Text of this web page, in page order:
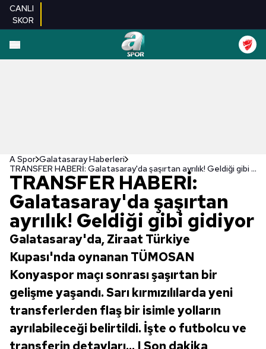
CANLI
SKOR
A Spor Galatasaray Haberleri
TRANSFER HABERİ: Galatasaray'da şaşırtan ayrılık! Geldiği gibi gidiyor
TRANSFER HABERİ:
Galatasaray'da şaşırtan
ayrılık! Geldiği gibi gidiyor
Galatasaray'da, Ziraat Türkiye
Kupası'nda oynanan TÜMOSAN
Konyaspor maçı sonrası şaşırtan bir
gelişme yaşandı. Sarı kırmızılılarda yeni
transferlerden flaş bir isimle yolların
ayrılabileceği belirtildi. İşte o futbolcu ve